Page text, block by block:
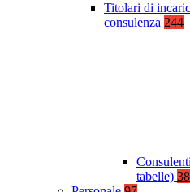
Titolari di
consulenza 244
tabelle) 38